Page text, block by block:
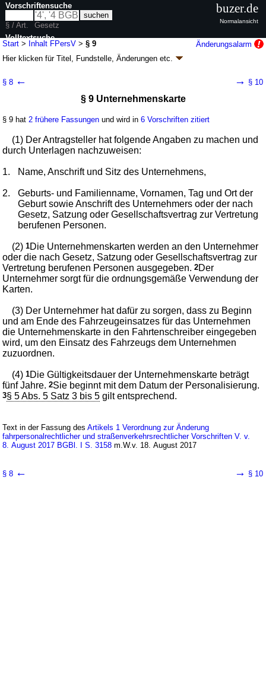
Start > Inhalt FPersV >§ 9
Änderungsalarm
Hier klicken fürTitel, Fundstelle, Änderungen etc.
BGBl. 2024 I Nr. 236
13 weitere Fassungen | Drucksachen / Entwurf / Begründung
Abschnitt 3 Kontrollsystem nach EG-Verordnungen
§ 8 ← → § 10
§ 9 Unternehmenskarte
§ 9 hat 2 frühere Fassungen und wird in6 Vorschriften zitiert
(1) Der Antragsteller hat folgende Angaben zu machen und
durch Unterlagen nachzuweisen:
1. Name, Anschrift und Sitz des Unternehmens,
2.
Geburts- und Familienname, Vornamen, Tag und Ort der
Geburt sowie Anschrift des Unternehmers oder der nach
Gesetz, Satzung oder Gesellschaftsvertrag zur Vertretung
berufenen Personen.
(2)1Die Unternehmenskarten werden an den Unternehmer
oder die nach Gesetz, Satzung oder Gesellschaftsvertrag zur
Vertretung berufenen Personen ausgegeben.2Der
Unternehmer sorgt für die ordnungsgemäße Verwendung der
Karten.
(3) Der Unternehmer hat dafür zu sorgen, dass zu Beginn
und am Ende des Fahrzeugeinsatzes für das Unternehmen
die Unternehmenskarte in den Fahrtenschreiber eingegeben
wird, um den Einsatz des Fahrzeugs dem Unternehmen
zuzuordnen.
(4)1Die Gültigkeitsdauer der Unternehmenskarte beträgt
fünf Jahre.2Sie beginnt mit dem Datum der Personalisierung.
3§ 5 Abs. 5 Satz 3 bis 5 gilt entsprechend.
Text in der Fassung desArtikels 1 Verordnung zur Änderung
fahrpersonalrechtlicher und straßenverkehrsrechtlicher Vorschriften V. v.
8. August 2017 BGBl. I S. 3158 m.W.v. 18. August 2017
§ 8 ← → § 10
Vorschriftensuche
§ / Art.
Gesetz
Volltextsuche
nur in FPersV
buzer.de
Normalansicht